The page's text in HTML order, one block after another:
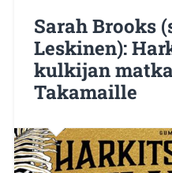
Sarah Brooks
Leskinen):
kulkijan
Takamaille